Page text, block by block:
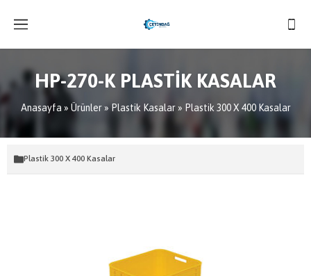
HP-270-K PLASTİK KASALAR
Anasayfa » Ürünler» Plastik Kasalar» Plastik 300 X 400 Kasalar
Plastik 300 X 400 Kasalar